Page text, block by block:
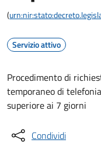
(
Servizio attivo
Procedimento di
temporaneo di
superiore ai 7 giorni
Condividi